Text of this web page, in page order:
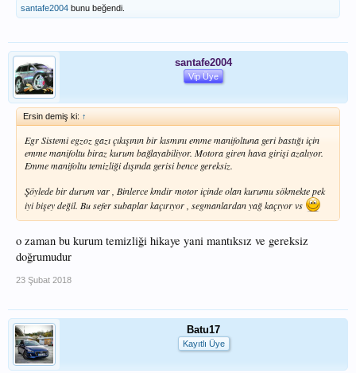
santafe2004 bunu beğendi.
santafe2004
Vip Üye
Ersin demiş ki: ↑
Egr Sistemi egzoz gazı çıkışının bir kısmını emme manifoltuna geri bastığı için
emme manifoltu biraz kurum bağlayabiliyor. Motora giren hava girişi azalıyor.
Emme manifoltu temizliği dışında gerisi bence gereksiz.
Şöylede bir durum var , Binlerce kmdir motor içinde olan kurumu sökmekte pek
iyi bişey değil. Bu sefer subaplar kaçırıyor , segmanlardan yağ kaçıyor vs
o zaman bu kurum temizliği hikaye yani mantıksız ve gereksiz
doğrumudur
23 Şubat 2018
Batu17
Kayıtlı Üye